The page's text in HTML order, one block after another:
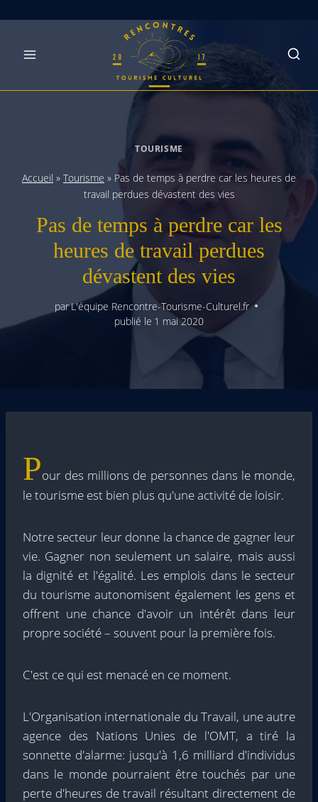
TOURISME
Accueil » Tourisme » Pas de temps à perdre car les heures de
travail perdues dévastent des vies
Pas de temps à perdre car les
heures de travail perdues
dévastent des vies
parL'équipe Rencontre-Tourisme-Culturel.fr
publié le 1 mai 2020
Pour des millions de personnes dans le monde,
le tourisme est bien plus qu'une activité de loisir.
Notre secteur leur donne la chance de gagner leur
vie. Gagner non seulement un salaire, mais aussi
la dignité et l'égalité. Les emplois dans le secteur
du tourisme autonomisent également les gens et
offrent une chance d'avoir un intérêt dans leur
propre société – souvent pour la première fois.
C'est ce qui est menacé en ce moment.
L'Organisation internationale du Travail, une autre
agence des Nations Unies de l'OMT, a tiré la
sonnette d'alarme: jusqu'à 1,6 milliard d'individus
dans le monde pourraient être touchés par une
perte d'heures de travail résultant directement de